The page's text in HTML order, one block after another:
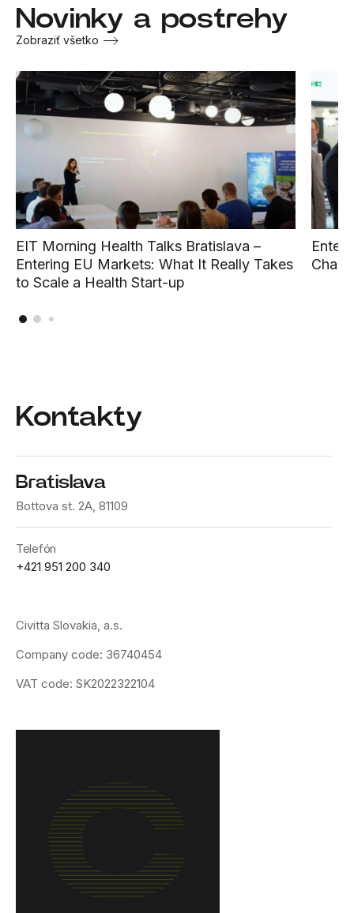
Novinky a postrehy
Zobraziť všetko
EIT Morning Health Talks Bratislava –
Entering EU Markets: What It Really Takes
to Scale a Health Start-up
Kontakty
Bratislava
Bottova st. 2A, 81109
Telefón
+421 951 200 340
Civitta Slovakia, a.s.
Company code: 36740454
VAT code: SK2022322104